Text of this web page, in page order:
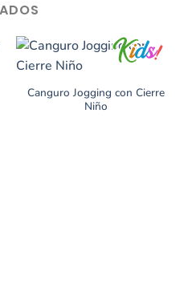
Canguro Jogging con Cierre
Niño